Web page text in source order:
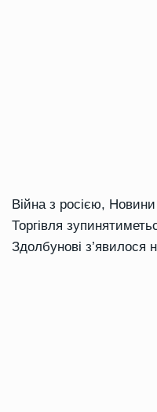
Війна з росією, Новини
Торгівля
Здолбунові з’явилося